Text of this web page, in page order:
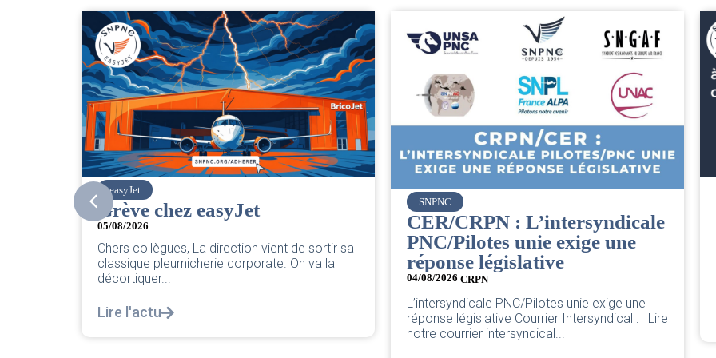
SNPNC
CER/CRPN : L’intersyndicale
PNC/Pilotes unie exige une
réponse législative
04/08/2026 |CRPN
L’intersyndicale PNC/Pilotes unie exige une
réponse législative Courrier Intersyndical : Lire
Vueling
Bienvenue à la nouvelle
Cheffe de Base PNC d’Orly.
04/08/2026
Pour une base plus forte et plus juste. Chère
nouvelle Cheffe de Base PNC d’Orly,...
Lire l'actu